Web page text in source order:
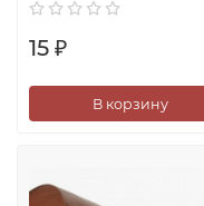
15 ₽
В корзину